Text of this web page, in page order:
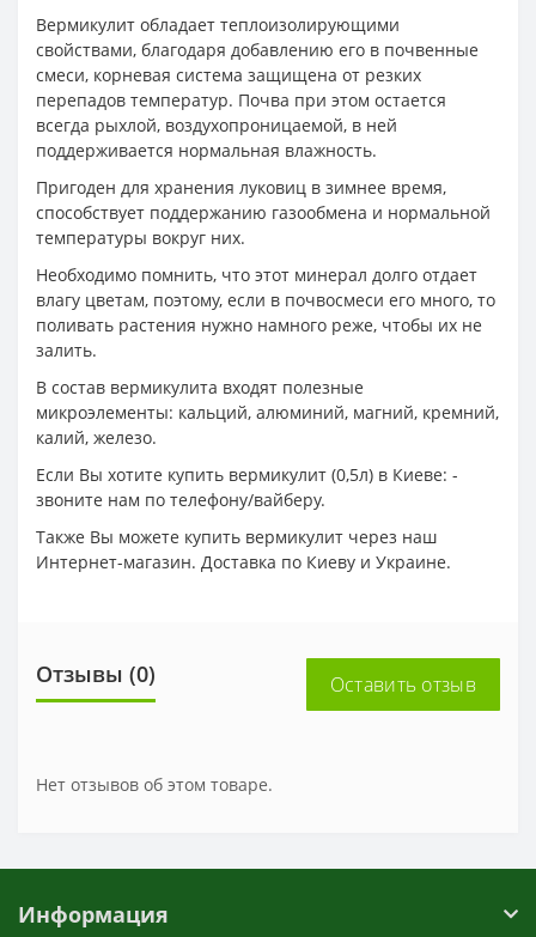
Вермикулит обладает теплоизолирующими
свойствами, благодаря добавлению его в почвенные
смеси, корневая система защищена от резких
перепадов температур. Почва при этом остается
всегда рыхлой, воздухопроницаемой, в ней
поддерживается нормальная влажность.
Пригоден для хранения луковиц в зимнее время,
способствует поддержанию газообмена и нормальной
температуры вокруг них.
Необходимо помнить, что этот минерал долго отдает
влагу цветам, поэтому, если в почвосмеси его много, то
поливать растения нужно намного реже, чтобы их не
залить.
В состав вермикулита входят полезные
микроэлементы: кальций, алюминий, магний, кремний,
калий, железо.
Если Вы хотите купить вермикулит (0,5л) в Киеве: -
звоните нам по телефону/вайберу.
Также Вы можете купить вермикулит через наш
Интернет-магазин. Доставка по Киеву и Украине.
Отзывы (0) Оставить отзыв
Нет отзывов об этом товаре.
Информация